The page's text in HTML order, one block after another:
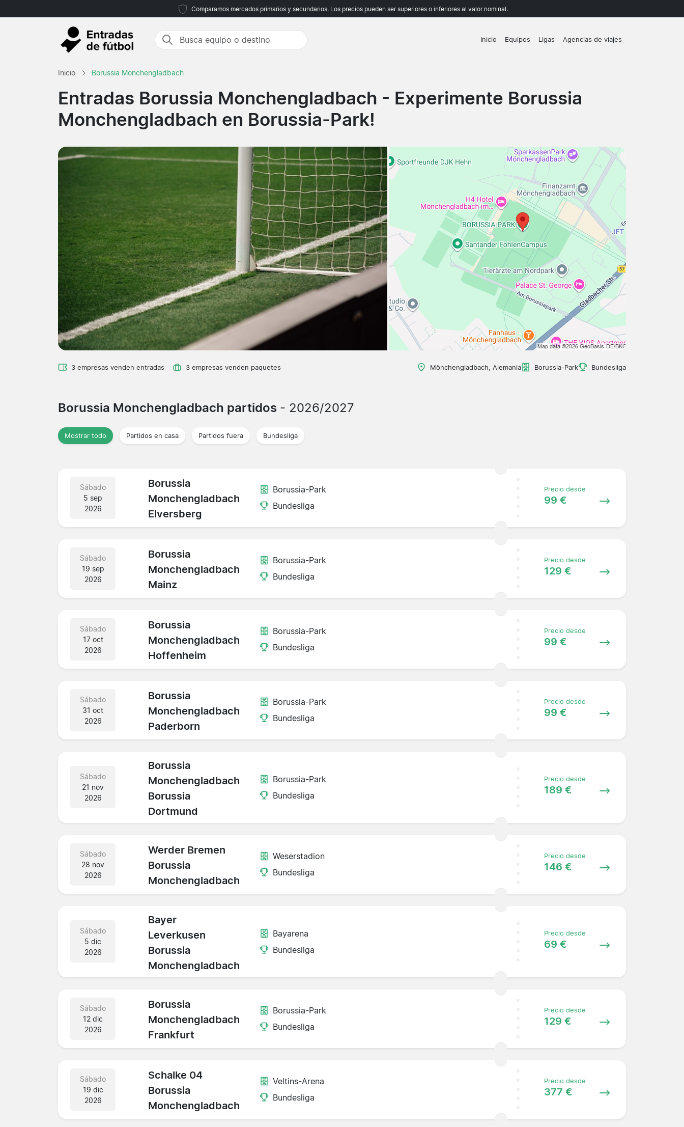
Comparamos mercados primarios y secundarios. Los precios pueden ser superiores o inferiores al valor nominal.
Inicio Equipos Ligas Agencias de viajes
Inicio Borussia Monchengladbach
Entradas Borussia Monchengladbach - Experimente Borussia
Monchengladbach en Borussia-Park!
3 empresas venden entradas 3 empresas venden paquetes Mönchengladbach, Alemania Borussia-Park Bundesliga
Borussia Monchengladbach partidos - 2026/2027
Mostrar todo Partidos en casa Partidos fuera Bundesliga
Sábado
5 sep
2026
Borussia
Monchengladbach
Elversberg
Borussia-Park
Bundesliga
Precio desde
99 €
Sábado
19 sep
2026
Borussia
Monchengladbach
Mainz
Borussia-Park
Bundesliga
Precio desde
129 €
Sábado
17 oct
2026
Borussia
Monchengladbach
Hoffenheim
Borussia-Park
Bundesliga
Precio desde
99 €
Sábado
31 oct
2026
Borussia
Monchengladbach
Paderborn
Borussia-Park
Bundesliga
Precio desde
99 €
Sábado
21 nov
2026
Borussia
Monchengladbach
Borussia
Dortmund
Borussia-Park
Bundesliga
Precio desde
189 €
Sábado
28 nov
2026
Werder Bremen
Borussia
Monchengladbach
Weserstadion
Bundesliga
Precio desde
146 €
Sábado
5 dic
2026
Bayer
Leverkusen
Borussia
Monchengladbach
Bayarena
Bundesliga
Precio desde
69 €
Sábado
12 dic
2026
Borussia
Monchengladbach
Frankfurt
Borussia-Park
Bundesliga
Precio desde
129 €
Sábado
19 dic
2026
Schalke 04
Borussia
Monchengladbach
Veltins-Arena
Bundesliga
Precio desde
377 €